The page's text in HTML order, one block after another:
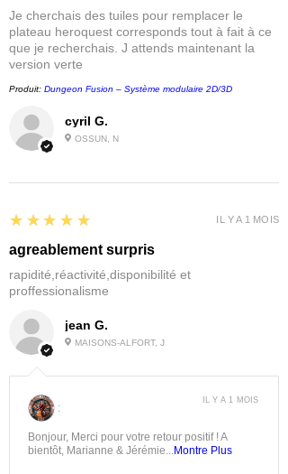
cyril G.
OSSUN, N
Je cherchais des tuiles pour remplacer le
plateau heroquest corresponds tout à fait à ce
que je recherchais. J attends maintenant la
version verte
Produit: Dungeon Fusion – Système modulaire 2D/3D
jean G.
MAISONS-ALFORT, J
5
★★★★★
agreablement surpris
rapidité,réactivité,disponibilité et
proffessionalisme
IL Y A 1 MOIS
:
Bonjour, Merci pour votre retour positif ! A
bientôt, Marianne & Jérémie...Montre Plus
IL Y A 1 MOIS